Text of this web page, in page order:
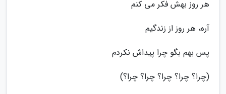
هر روز بهش فکر می کنم
آره، هر روز از زندگیم
پس بهم بگو چرا پیداش نکردم
(چرا؟ چرا؟ چرا؟ چرا؟ چرا؟)